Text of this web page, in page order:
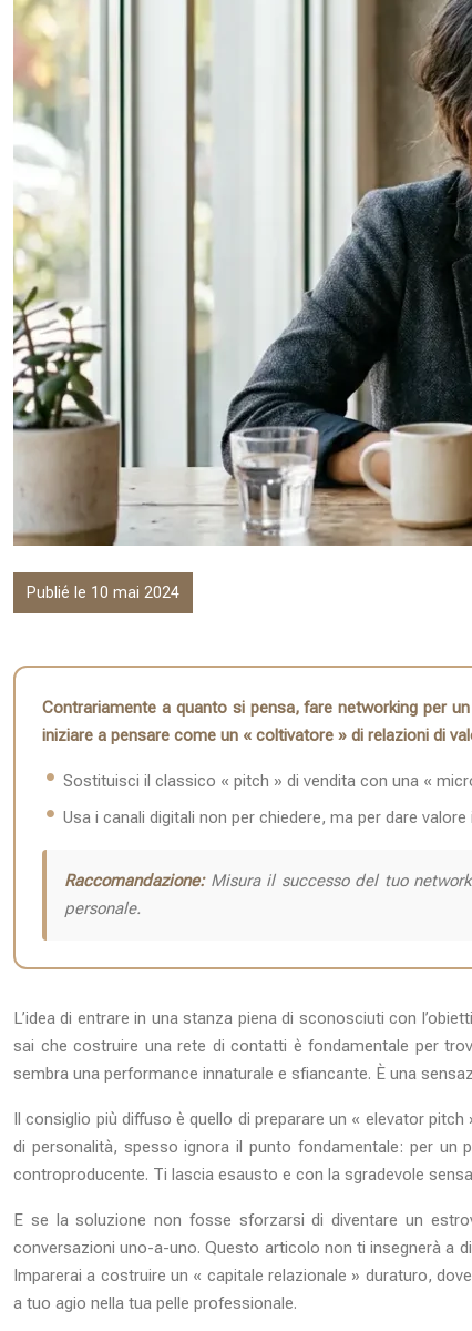
Publié le 10 mai 2024
Contrariamente a quanto si pensa, fare networking per
iniziare a pensare come un « coltivatore » di relazioni di
Sostituisci il classico « pitch » di vendita con una «
Usa i canali digitali non per chiedere, ma per dare
Raccomandazione:Misura il successo del tuo
personale.
L’idea di entrare in una stanza piena di sconosciuti con
sai che costruire una rete di contatti è fondamentale per
sembra una performance innaturale e sfiancante. È una
Il consiglio più diffuso è quello di preparare un « elevator
di personalità, spesso ignora il punto fondamentale: per un
controproducente. Ti lascia esausto e con la sgradevole
E se la soluzione non fosse sforzarsi di diventare un
conversazioni uno-a-uno. Questo articolo non ti insegnerà a
Imparerai a costruire un « capitale relazionale » duraturo,
a tuo agio nella tua pelle professionale.